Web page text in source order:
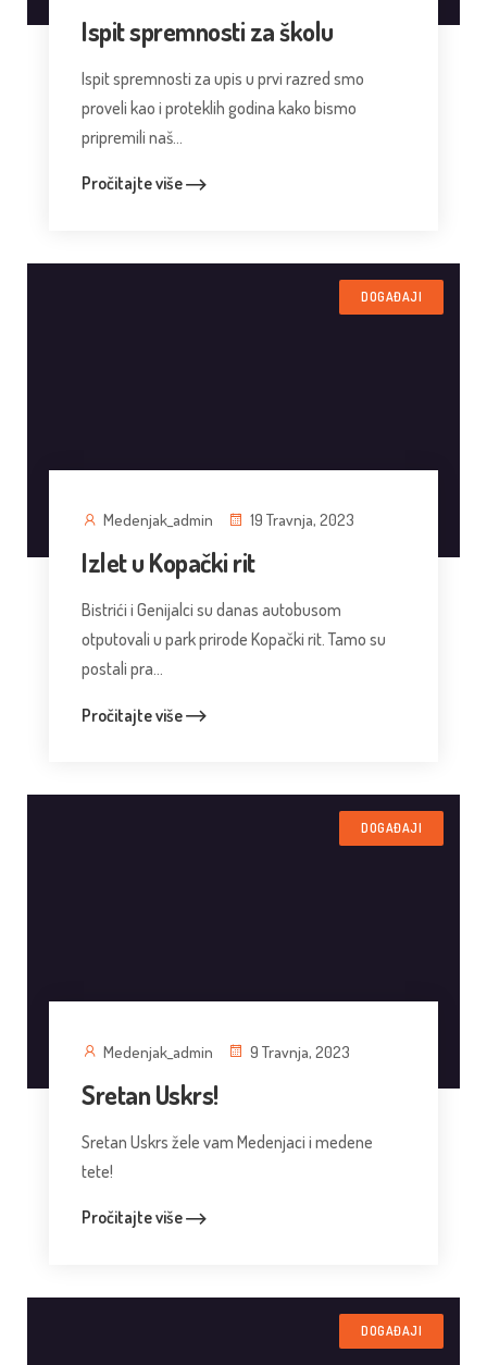
Ispit spremnosti za školu
Ispit spremnosti za upis u prvi razred smo
proveli kao i proteklih godina kako bismo
pripremili naš...
Pročitajte više
DOGAĐAJI
Medenjak_admin 19 Travnja, 2023
Izlet u Kopački rit
Bistrići i Genijalci su danas autobusom
otputovali u park prirode Kopački rit. Tamo su
postali pra...
Pročitajte više
DOGAĐAJI
Medenjak_admin 9 Travnja, 2023
Sretan Uskrs!
Sretan Uskrs žele vam Medenjaci i medene
tete!
Pročitajte više
DOGAĐAJI